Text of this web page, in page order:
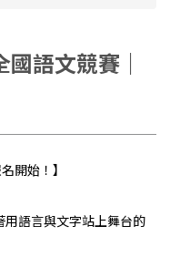
國語文競賽｜
開始！】
語言與文字站上舞台的